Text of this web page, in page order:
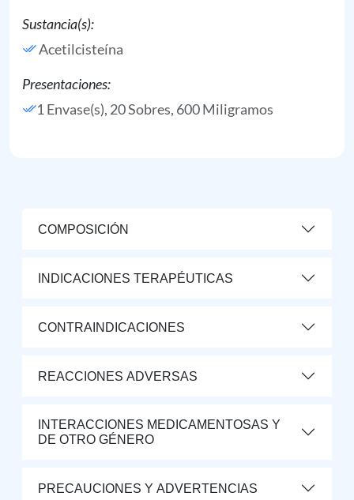
Sustancia(s):
Acetilcisteína
Presentaciones:
1 Envase(s), 20 Sobres, 600 Miligramos
COMPOSICIÓN
INDICACIONES TERAPÉUTICAS
CONTRAINDICACIONES
REACCIONES ADVERSAS
INTERACCIONES MEDICAMENTOSAS Y
DE OTRO GÉNERO
PRECAUCIONES Y ADVERTENCIAS